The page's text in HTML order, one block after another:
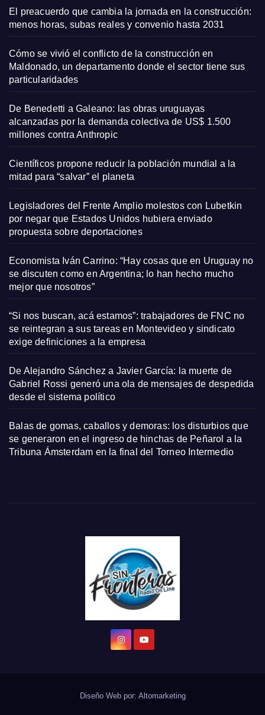
El preacuerdo que cambia la jornada en la construcción:
menos horas, subas reales y convenio hasta 2031
Cómo se vivió el conflicto de la construcción en
Maldonado, un departamento donde el sector tiene sus
particularidades
De Benedetti a Galeano: las obras uruguayas
alcanzadas por la demanda colectiva de US$ 1.500
millones contra Anthropic
Científicos propone reducir la población mundial a la
mitad para “salvar” el planeta
Legisladores del Frente Amplio molestos con Lubetkin
por negar que Estados Unidos hubiera enviado
propuesta sobre deportaciones
Economista Iván Carrino: “Hay cosas que en Uruguay no
se discuten como en Argentina; lo han hecho mucho
mejor que nosotros”
“Si nos buscan, acá estamos”: trabajadores de FNC no
se reintegran a sus tareas en Montevideo y sindicato
exige definiciones a la empresa
De Alejandro Sánchez a Javier García: la muerte de
Gabriel Rossi generó una ola de mensajes de despedida
desde el sistema político
Balas de gomas, caballos y demoras: los disturbios que
se generaron en el ingreso de hinchas de Peñarol a la
Tribuna Ámsterdam en la final del Torneo Intermedio
Diseño Web por: Altomarketing